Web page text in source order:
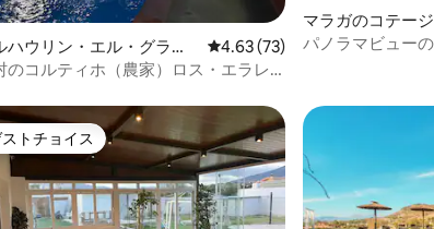
星中4.75つ星の平均評価
ハウリン・エル・グラン
コテージ
レビュー73件、5つ星中4.63
4.63 (73)
のコルティホ（農家）ロス・エラレ
マラガのコテージ
パノラマビュー
トチョイス
トチョイス